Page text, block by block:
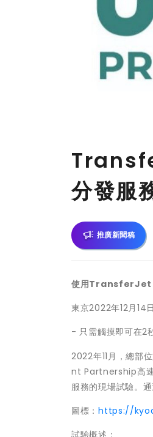
分發服
推廣新聞稿
使用TransferJet
東京2022年12月14日
- 只需觸摸即可在2
2022年11月，總
nt Partnership高
服務的現場試驗。
圖標：https://
試驗概述：